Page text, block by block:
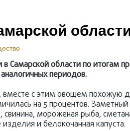
Самарской области по итогам
периодов.
вместе с этим овощем
на 5 процентов.
мороженая рыба,
и белокочанная капуста.